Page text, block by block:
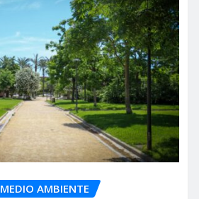
MEDIO AMBIENTE